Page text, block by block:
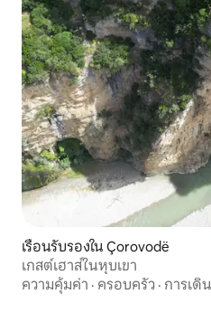
เรือนรับรองใน Çorovodë
เกสต์เฮาส์ในหุบเขา
ความคุ้มค่า · ครอบครัว · การเดิ